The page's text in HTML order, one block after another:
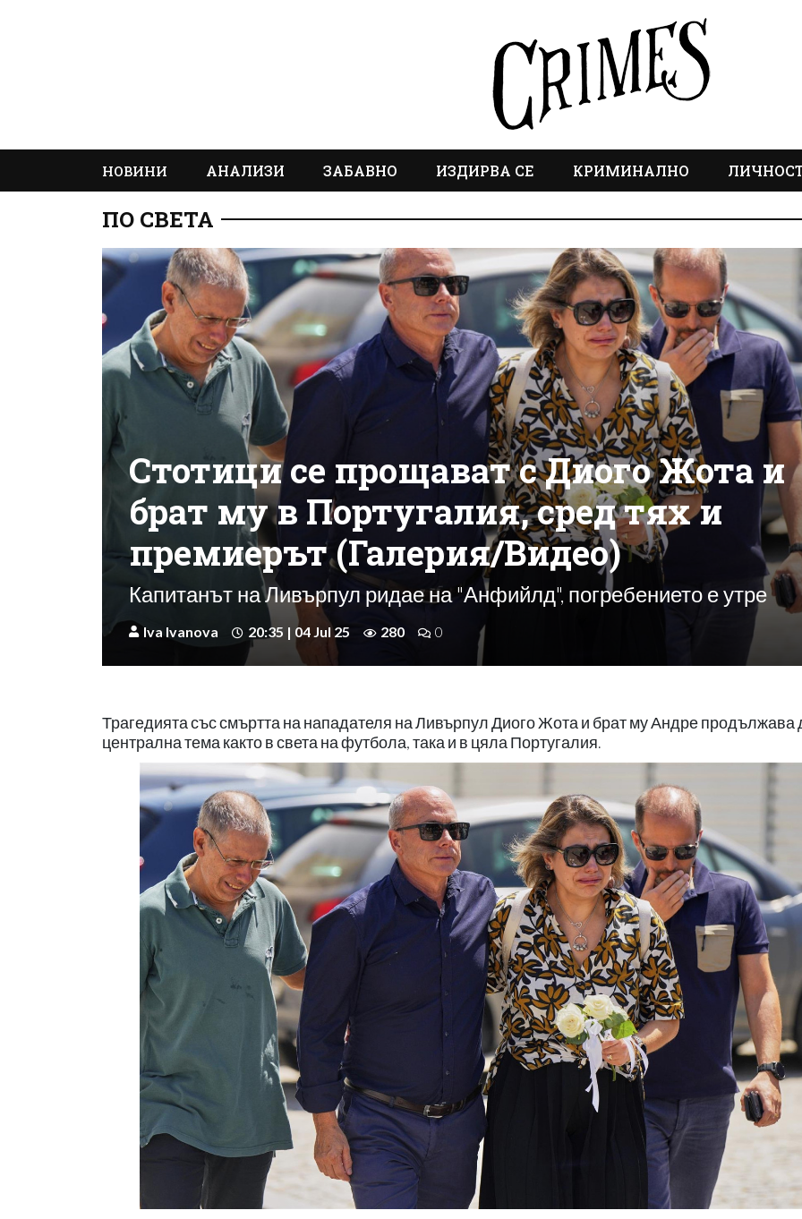
НОВИНИ АНАЛИЗИ ЗАБАВНО ИЗДИРВА СЕ КРИМИНАЛНО
ПО СВЕТА
Стотици се прощават с Диого Жота и
брат му в Португалия, сред тях и
премиерът (Галерия/Видео)
Капитанът на Ливърпул ридае на "Анфийлд", погребението е утре
Iva Ivanova 20:35 | 04 Jul 25 280 0
Трагедията със смъртта на нападателя на Ливърпул Диого Жота и брат му Андре продължава
централна тема както в света на футбола, така и в цяла Португалия.